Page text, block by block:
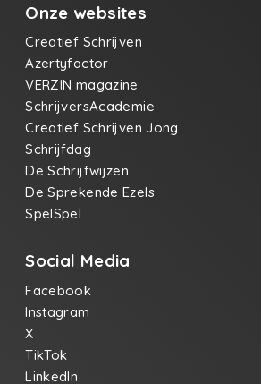
Onze websites
Creatief Schrijven
Azertyfactor
VERZIN magazine
SchrijversAcademie
Creatief Schrijven Jong
Schrijfdag
De Schrijfwijzen
De Sprekende Ezels
SpelSpel
Social Media
Facebook
Instagram
X
TikTok
LinkedIn